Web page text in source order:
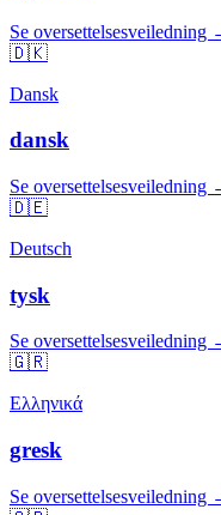
Se oversettelsesveiledning
🇩🇰
Dansk
dansk
Se oversettelsesveiledning
🇩🇪
Deutsch
tysk
Se oversettelsesveiledning
🇬🇷
Ελληνικά
gresk
Se oversettelsesveiledning